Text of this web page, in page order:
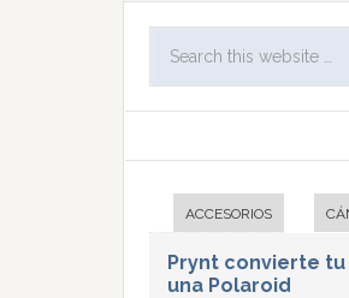
ACCESORIOS
Prynt convierte
una Polaroid